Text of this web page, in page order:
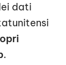
dati
.